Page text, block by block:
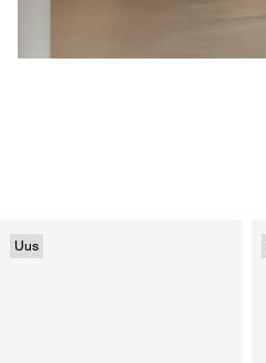
Uus